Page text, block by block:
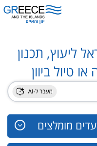
ליעוץ, תכנון
טיול ביוון
מומלצים